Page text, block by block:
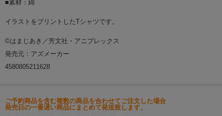
■素材：綿
イラストをプリントしたTシャツです。
©はまじあき／芳文社・アニプレックス
発売元：アズメーカー
4580805211628
ご予約商品を含む複数の商品を合わせてご注文した場合
発売日の一番遅い商品にまとめて発送致します。